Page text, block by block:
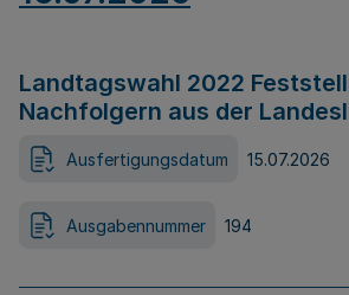
Landtagswahl 2022
Nachfolgern aus der
Ausfertigungsdatum 15.07.2026
Ausgabennummer 194